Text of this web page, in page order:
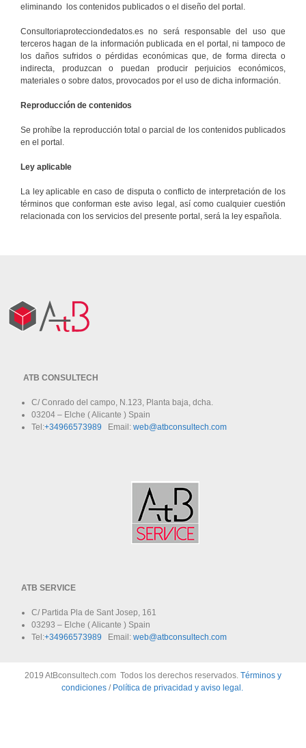
eliminando los contenidos publicados o el diseño del portal.
Consultoriaprotecciondedatos.es no será responsable del uso que
terceros hagan de la información publicada en el portal, ni tampoco de
los daños sufridos o pérdidas económicas que, de forma directa o
indirecta, produzcan o puedan producir perjuicios económicos,
materiales o sobre datos, provocados por el uso de dicha información.
Reproducción de contenidos
Se prohíbe la reproducción total o parcial de los contenidos publicados
en el portal.
Ley aplicable
La ley aplicable en caso de disputa o conflicto de interpretación de los
términos que conforman este aviso legal, así como cualquier cuestión
relacionada con los servicios del presente portal, será la ley española.
ATB CONSULTECH
C/ Conrado del campo, N.123, Planta baja, dcha.
03204 – Elche ( Alicante ) Spain
Tel:+34966573989 Email: web@atbconsultech.com
ATB SERVICE
C/ Partida Pla de Sant Josep, 161
03293 – Elche ( Alicante ) Spain
Tel:+34966573989 Email: web@atbconsultech.com
2019 AtBconsultech.com Todos los derechos reservados. Términos y
condiciones/ Política de privacidad y aviso legal.